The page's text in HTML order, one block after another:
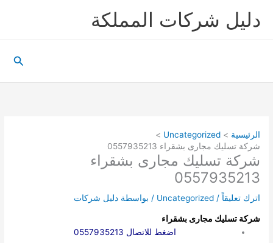
دليل شركات المملكة
الرئيسية
Uncategorized
شركة تسليك مجارى بشقراء 0557935213
شركة تسليك مجارى بشقراء
0557935213
اترك تعليقاً /
Uncategorized / بواسطة دليل شركات
شركة تسليك مجارى بشقراء
اضغط للاتصال 0557935213